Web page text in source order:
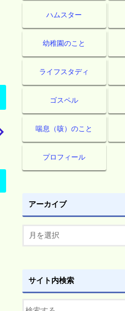
ハムスター
幼稚園のこと
ライフスタディ
ゴスペル
喘息（咳）のこと
プロフィール
アーカイブ
サイト内検索